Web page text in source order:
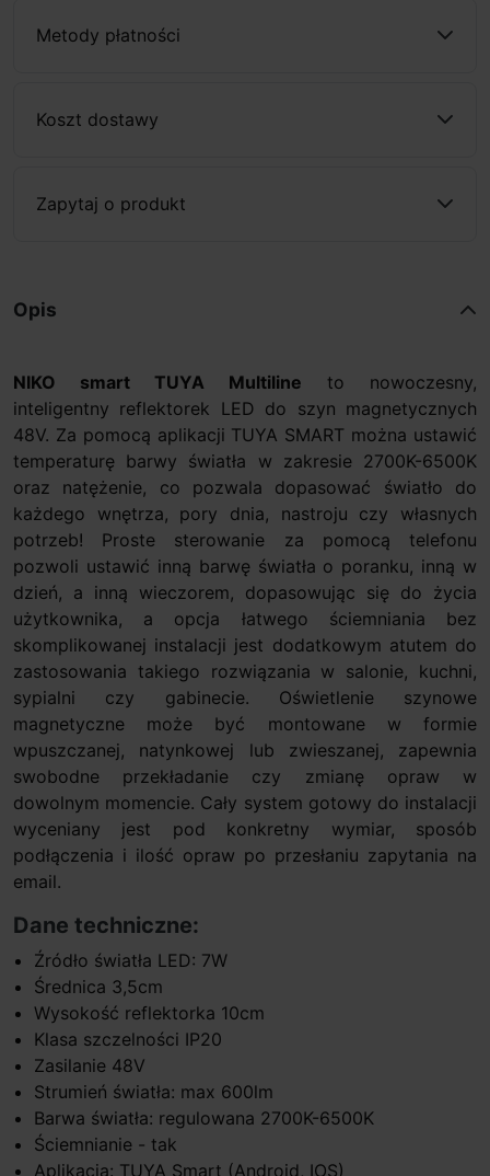
Metody płatności
Koszt dostawy
Zapytaj o produkt
Opis
NIKO smart TUYA Multiline to nowoczesny,
inteligentny reflektorek LED do szyn magnetycznych
48V. Za pomocą aplikacji TUYA SMART można ustawić
temperaturę barwy światła w zakresie 2700K-6500K
oraz natężenie, co pozwala dopasować światło do
każdego wnętrza, pory dnia, nastroju czy własnych
potrzeb! Proste sterowanie za pomocą telefonu
pozwoli ustawić inną barwę światła o poranku, inną w
dzień, a inną wieczorem, dopasowując się do życia
użytkownika, a opcja łatwego ściemniania bez
skomplikowanej instalacji jest dodatkowym atutem do
zastosowania takiego rozwiązania w salonie, kuchni,
sypialni czy gabinecie. Oświetlenie szynowe
magnetyczne może być montowane w formie
wpuszczanej, natynkowej lub zwieszanej, zapewnia
swobodne przekładanie czy zmianę opraw w
dowolnym momencie. Cały system gotowy do instalacji
wyceniany jest pod konkretny wymiar, sposób
podłączenia i ilość opraw po przesłaniu zapytania na
email.
Dane techniczne:
Źródło światła LED: 7W
Średnica 3,5cm
Wysokość reflektorka 10cm
Klasa szczelności IP20
Zasilanie 48V
Strumień światła: max 600lm
Barwa światła: regulowana 2700K-6500K
Ściemnianie - tak
Aplikacja: TUYA Smart (Android, IOS)